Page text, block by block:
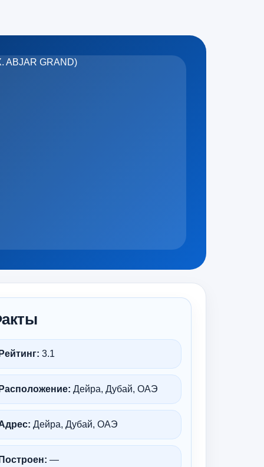
3.1
Дейра, Дубай, ОАЭ
Дейра, Дубай, ОАЭ
—